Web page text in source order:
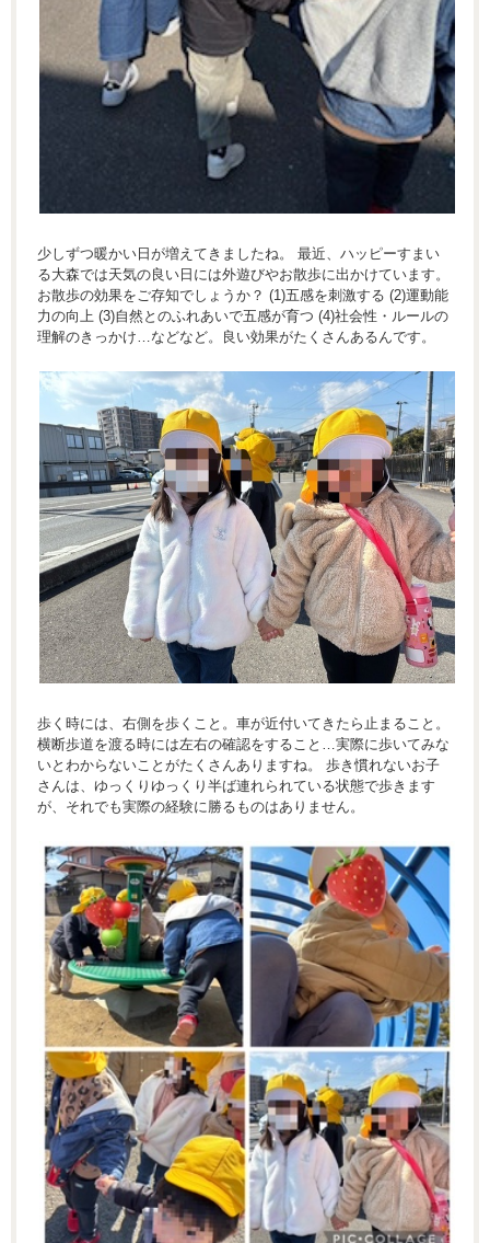
少しずつ暖かい日が増えてきましたね。 最近、ハッピーすまい
る大森では天気の良い日には外遊びやお散歩に出かけています。
お散歩の効果をご存知でしょうか？ (1)五感を刺激する (2)運動能
力の向上 (3)自然とのふれあいで五感が育つ (4)社会性・ルールの
理解のきっかけ…などなど。良い効果がたくさんあるんです。
歩く時には、右側を歩くこと。車が近付いてきたら止まること。
横断歩道を渡る時には左右の確認をすること…実際に歩いてみな
いとわからないことがたくさんありますね。 歩き慣れないお子
さんは、ゆっくりゆっくり半ば連れられている状態で歩きます
が、それでも実際の経験に勝るものはありません。